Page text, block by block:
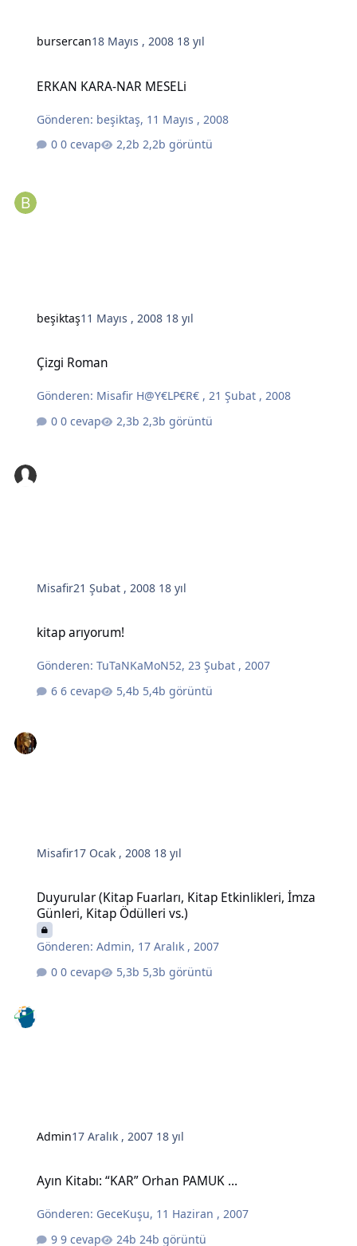
bursercan18 Mayıs , 2008 18 yıl
ERKAN KARA-NAR MESELi
Gönderen: beşiktaş, 11 Mayıs , 2008
0 cevap
2,2b görüntü
beşiktaş11 Mayıs , 2008 18 yıl
Çizgi Roman
Gönderen: Misafir H@Y€LP€R€ ,21 Şubat , 2008
0 cevap
2,3b görüntü
Misafir21 Şubat , 2008 18 yıl
kitap arıyorum!
Gönderen:TuTaNKaMoN52,23 Şubat , 2007
6 cevap
5,4b görüntü
Misafir17 Ocak , 2008 18 yıl
Duyurular (Kitap Fuarları, Kitap Etkinlikleri, İmza
Günleri, Kitap Ödülleri vs.)
Gönderen:Admin, 17 Aralık , 2007
0 cevap
5,3b görüntü
Admin17 Aralık , 2007 18 yıl
Ayın Kitabı: “KAR” Orhan PAMUK …
Gönderen: GeceKuşu, 11 Haziran , 2007
9 cevap
24b görüntü